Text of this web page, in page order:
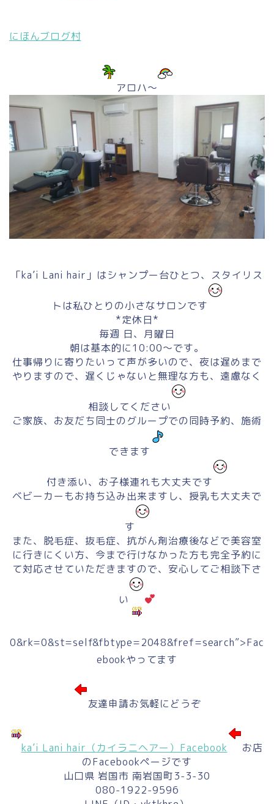
にほんブログ村
アロハ～
「ka’i Lani hair」はシャンプー台ひとつ、スタイリス
トは私ひとりの小さなサロンです
*定休日*
毎週 日、月曜日
朝は基本的に10:00～です。
仕事帰りに寄りたいって声が多いので、夜は遅めまで
やりますので、遅くじゃないと無理な方も、遠慮なく
相談してください
ご家族、お友だち同士のグループでの同時予約、施術
できます
付き添い、お子様連れも大丈夫です
ベビーカーもお持ち込み出来ますし、授乳も大丈夫で
す
また、脱毛症、抜毛症、抗がん剤治療後などで美容室
に行きにくい方、今まで行けなかった方も完全予約に
て対応させていただきますので、安心してご相談下さ
い
0&rk=0&st=self&fbtype=2048&fref=search”>Fac
ebookやってます
友達申請お気軽にどうぞ
ka’i Lani hair（カイラニヘアー）Facebook
お店
のFacebookページです
山口県 岩国市 南岩国町3-3-30
080-1922-9596